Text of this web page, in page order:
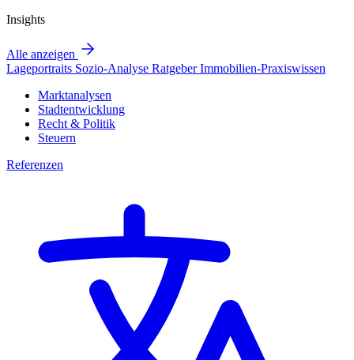
Insights
Alle anzeigen
Lageportraits Sozio-Analyse RatgeberImmobilien-Praxiswissen
Marktanalysen
Stadtentwicklung
Recht & Politik
Steuern
Referenzen